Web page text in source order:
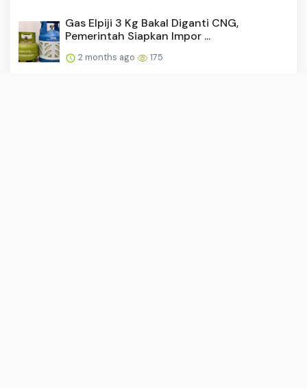
Gas Elpiji 3 Kg Bakal Diganti CNG,
Pemerintah Siapkan Impor ...
2 months ago 175